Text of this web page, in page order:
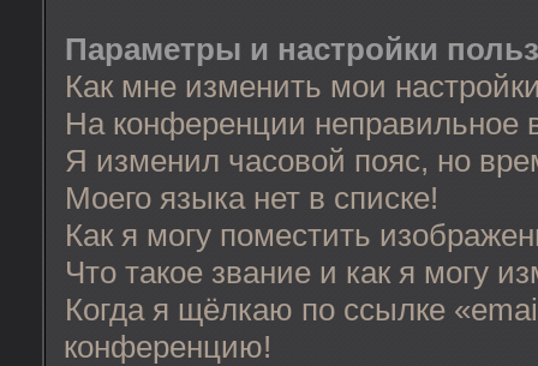
Параметры и настройки
Как мне изменить мои
На конференции неправильное
Я изменил часовой пояс, но
Моего языка нет в списке!
Как я могу поместить
Что такое звание и как я могу
Когда я щёлкаю по ссылке
конференцию!